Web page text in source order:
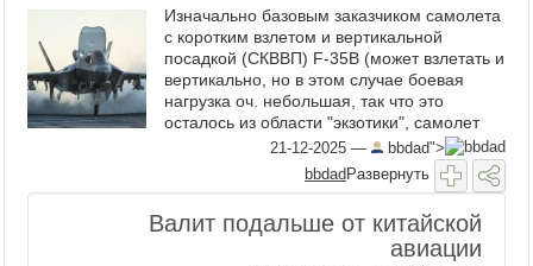
Видеотоп
Изначально базовым заказчиком самолета
с коротким взлетом и вертикальной
посадкой (СКВВП) F-35B (может взлетать и
вертикально, но в этом случае боевая
нагрузка оч. небольшая, так что это
осталось из области "экзотики", самолет
серьезно отличается от других вариантов
21-12-2025 —
bbdad">
bbdad Развернуть
Валит подальше от китайской
авиации